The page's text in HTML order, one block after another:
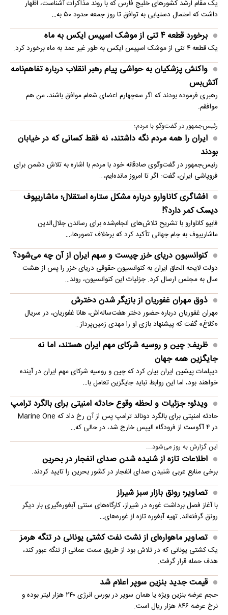
یک مقام ارشد کشورهای خلیج فارس که با روند مذاکرات آشناست، اظهار
داشت که احتمال دستیابی به توافق تا روز جمعه حدود ۵۰ به…
برخورد قطعه ۴ تنی از موشک اسپیس ایکس به ماه
یک قطعه ۴ تنی از موشک اسپیس ایکس به طور غیر عمد به ماه برخورد کرد.
واکنش پزشکیان به حواشی پیام رهبر انقلاب درباره تفاهم‌نامه
آتش‌بس
رهبری فرموده بودند که اگر سه‌چهارم اعضای شعام موافق باشند، من هم
موافقم.
رئیس‌جمهور در گفت‌وگو با مردم؛
ایران را همه مردم نگه داشتند، نه فقط کسانی که در خیابان
بودند
رئیس‌جمهور در گفت‌وگوی صادقانه خود با مردم با اشاره به تلاش دشمن برای
فروپاشی ایران، گفت: اگر تا امروز مانده‌ایم،…
افشاگری کاناوارو درباره مشکل ستاره استقلال؛ ماشاریپوف
دیسک کمر دارد؟!
فابیو کاناوارو با تشریح تلاش‌های انجام‌شده برای رساندن جلال‌الدین
ماشاریپوف به جام جهانی تأکید کرد که برخلاف تصورها،…
کنوانسیون دریای خزر چیست و سهم ایران از آن چه می‌شود؟
دولت لایحه الحاق ایران به کنوانسیون حقوقی دریای خزر را پس از هشت
سال به مجلس ارسال کرد. جزئیات این کنوانسیون، روند…
ذوق مهران غفوریان از بازیگر شدن دخترش
مهران غفوریان درباره حضور دختر هفت‌ساله‌اش، هانا غفوریان، در سریال
«کلاغ» گفت که پیشنهاد بازی او را مهدی زمین‌پرداز…
ظریف: چین و روسیه شرکای مهم ایران هستند، اما نه
جایگزین همه جهان
دیپلمات پیشین ایران بیان کرد که چین و روسیه شرکای مهم ایران در آینده
خواهند بود، اما این روابط نباید جایگزین تعامل با…
ویدئو؛ جزئیات و لحظه وقوع حادثه امنیتی برای بالگرد ترامپ
حادثه امنیتی برای بالگرد دونالد ترامپ پس از آن رخ داد که Marine One
در ۴ آگوست از فرودگاه الیپس خارج شد، در حالی که…
این گزارش به روز می‌شود...
اطلاعات تازه از شنیده شدن صدای انفجار در بحرین
برخی منابع عربی شنیدن صدای انفجار در کشور بحرین را تایید کردند.
تصاویر؛ رونق بازار سبز شیراز
با آغاز فصل برداشت غوره در شیراز، کارگاه‌های سنتی آبغوره‌گیری بار دیگر
رونق گرفته‌اند. تهیه آبغوره تازه از غوره‌های…
تصاویر ماهواره‌ای از نشت نفت کشتی یونانی در تنگه هرمز
یک کشتی یونانی که در تلاش بود از طریق سمت عمانی از تنگه عبور کند،
هدف حمله قرار گرفت.
قیمت جدید بنزین سوپر اعلام شد
حجم عرضه بنزین ویژه یا همان سوپر در بورس انرژی ۲۴۰ هزار لیتر بوده و
نرخ عرضه ۸۴۶ هزار ریال است.